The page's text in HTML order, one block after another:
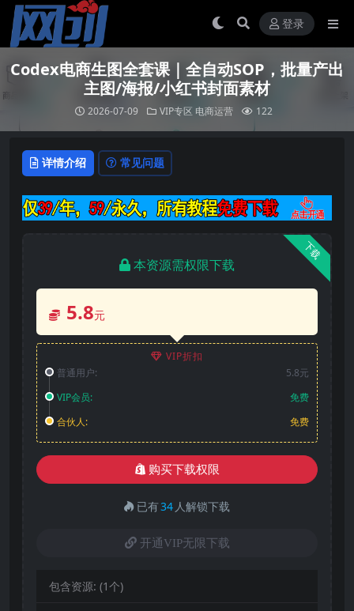
登录
Codex电商生图全套课｜全自动SOP，批量产出
主图/海报/小红书封面素材
2026-07-09 VIP专区 电商运营 122
详情介绍 常见问题
下载
本资源需权限下载
5.8元
VIP折扣
普通用户:
5.8元
VIP会员:
免费
合伙人:
免费
购买下载权限
已有34 人解锁下载
开通VIP无限下载
包含资源: (1个)